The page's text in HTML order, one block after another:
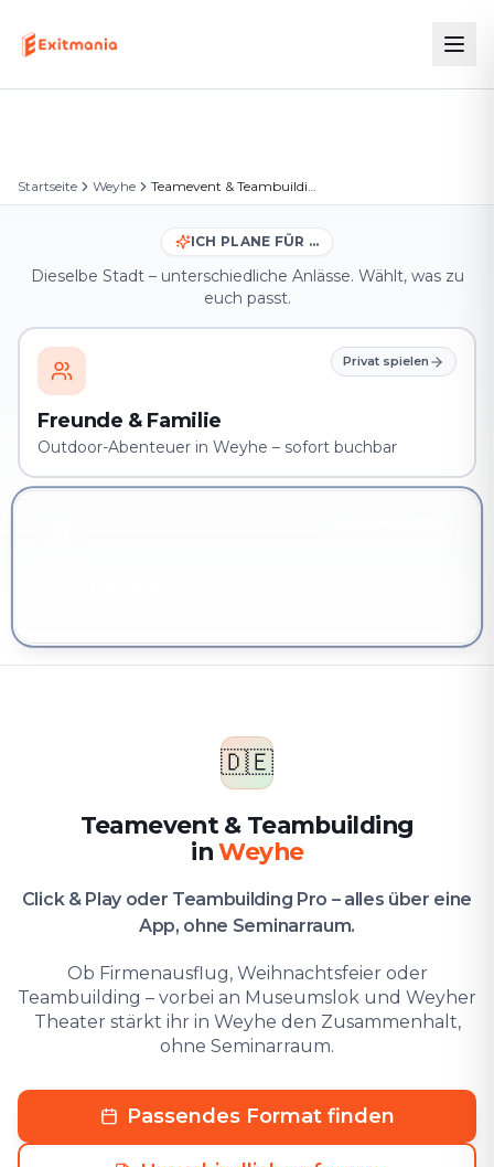
Startseite Weyhe⁠ Teamevent & Teambuilding in Weyhe⁠
ICH PLANE FÜR …
Dieselbe Stadt – unterschiedliche Anlässe. Wählt, was zu
euch passt.
Privat spielen
Freunde & Familie
Outdoor-Abenteuer in Weyhe⁠ – sofort buchbar
🇩🇪
Teamevent & Teambuilding
in Weyhe⁠
Click & Play oder Teambuilding Pro – alles über eine
App, ohne Seminarraum.
Ob Firmenausflug, Weihnachtsfeier oder
Teambuilding – vorbei an Museumslok und Weyher
Theater stärkt ihr in Weyhe⁠ den Zusammenhalt,
ohne Seminarraum.
Passendes Format finden